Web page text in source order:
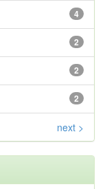
4
2
2
2
next >